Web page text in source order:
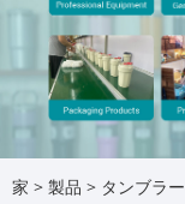
家 > 製品 > タンブラー